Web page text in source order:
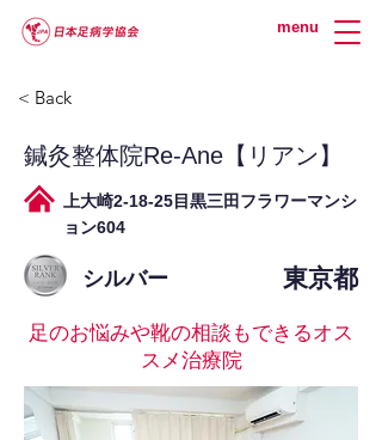
menu
< Back
鍼灸整体院Re-Ane【リアン】
上大崎2-18-25目黒三田フラワーマンシ
ョン604
シルバー 東京都
足のお悩みや靴の相談もできるオス
スメ治療院